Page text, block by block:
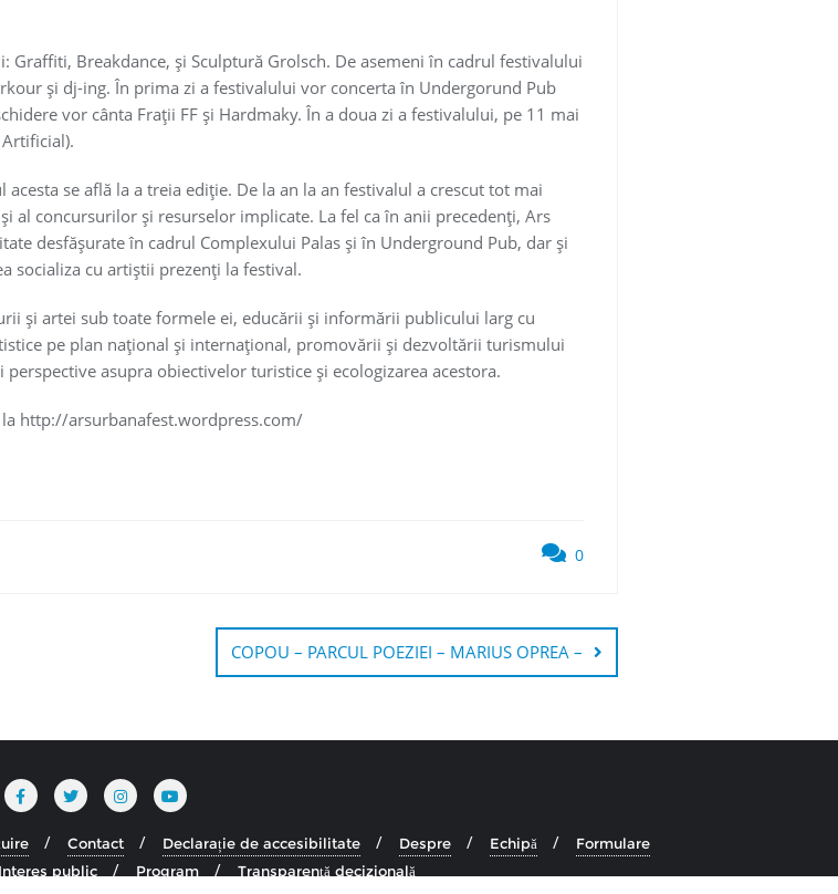
Graffiti, Breakdance, şi Sculptură Grolsch. De asemeni în cadrul festivalului
și dj-ing. În prima zi a festivalului vor concerta în Undergorund Pub
vor cânta Frații FF și Hardmaky. În a doua zi a festivalului, pe 11 mai
se află la a treia ediție. De la an la an festivalul a crescut tot mai
al concursurilor și resurselor implicate. La fel ca în anii precedenţi, Ars
desfăşurate în cadrul Complexului Palas şi în Underground Pub, dar şi
socializa cu artiştii prezenţi la festival.
și artei sub toate formele ei, educării și informării publicului larg cu
pe plan național și internațional, promovării și dezvoltării turismului
asupra obiectivelor turistice și ecologizarea acestora.
http://arsurbanafest.wordpress.com/
0
COPOU – PARCUL POEZIEI – MARIUS OPREA –
Contact Declarație de accesibilitate Despre Echipă
Formulare
Interes public Program Transparență decizională